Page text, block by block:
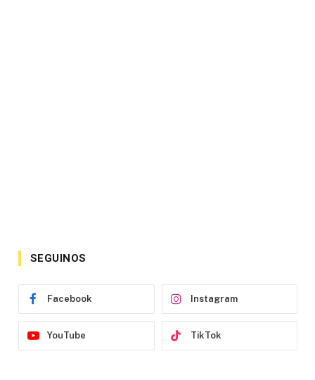
SEGUINOS
Facebook Instagram
YouTube TikTok